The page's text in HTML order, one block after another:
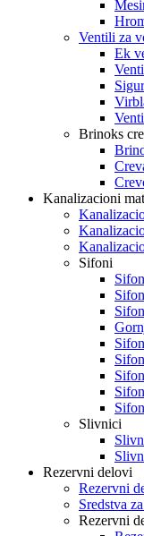
Ventili za
Ek
Brinoks
Kanalizacioni
Sifoni
Slivnici
Rezervni delovi
Rezervni
Sredstva
Rezervni